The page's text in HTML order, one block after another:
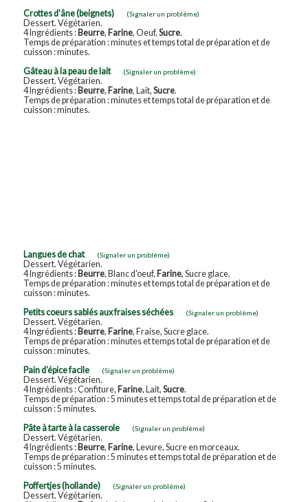
Crottes d'âne (beignets)
(Signaler un problème)
Dessert. Végétarien.
4 Ingrédients : Beurre, Farine, Oeuf, Sucre.
Temps de préparation : minutes et temps total de préparation et de
cuisson : minutes.
Gâteau à la peau de lait
(Signaler un problème)
Dessert. Végétarien.
4 Ingrédients : Beurre, Farine, Lait, Sucre.
Temps de préparation : minutes et temps total de préparation et de
cuisson : minutes.
Langues de chat (Signaler un problème)
Dessert. Végétarien.
4 Ingrédients : Beurre, Blanc d'oeuf, Farine, Sucre glace.
Temps de préparation : minutes et temps total de préparation et de
cuisson : minutes.
Petits coeurs sablés aux fraises séchées
(Signaler un problème)
Dessert. Végétarien.
4 Ingrédients : Beurre, Farine, Fraise, Sucre glace.
Temps de préparation : minutes et temps total de préparation et de
cuisson : minutes.
Pain d'épice facile
(Signaler un problème)
Dessert. Végétarien.
4 Ingrédients : Confiture, Farine, Lait, Sucre.
Temps de préparation : 5 minutes et temps total de préparation et de
cuisson : 5 minutes.
Pâte à tarte à la casserole
(Signaler un problème)
Dessert. Végétarien.
4 Ingrédients : Beurre, Farine, Levure, Sucre en morceaux.
Temps de préparation : 5 minutes et temps total de préparation et de
cuisson : 5 minutes.
Poffertjes (hollande)
(Signaler un problème)
Dessert. Végétarien.